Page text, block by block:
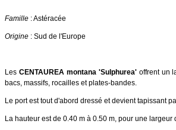
Famille : Astéracée
Origine : Sud de l'Europe
Les CENTAUREA montana 'Sulphurea' offrent un
bacs, massifs, rocailles et plates-bandes.
Le port est tout d'abord dressé et devient tapissant
La hauteur est de 0.40 m à 0.50 m, pour une largeur